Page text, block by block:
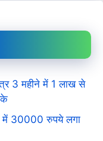
3 महीने में 1 लाख से
में 30000 रुपये लगा